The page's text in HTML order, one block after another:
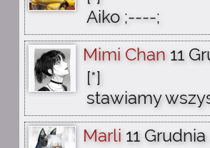
Aiko ;----;
Mimi Chan 11
[*]
stawiamy
Marli 11